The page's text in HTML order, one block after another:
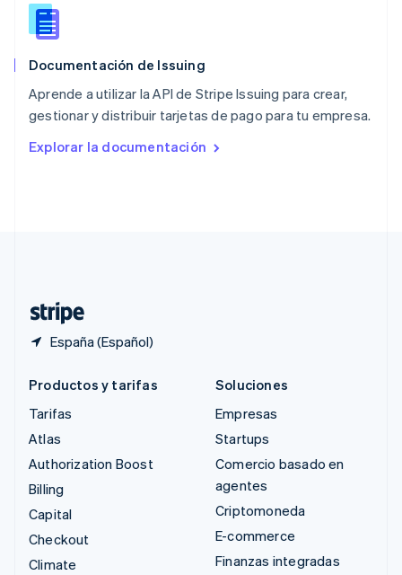
Documentación de Issuing
Aprende a utilizar la API de Stripe Issuing para crear,
gestionar y distribuir tarjetas de pago para tu empresa.
Explorar la documentación
España (Español)
Português
RAE de Hong Kong, China
Reino Unido
República Checa
English
English
Productos y tarifas
Tarifas
Atlas
Authorization Boost
Billing
Capital
Checkout
Climate
Soluciones
Empresas
Startups
Comercio basado en
agentes
Criptomoneda
E-commerce
Finanzas integradas